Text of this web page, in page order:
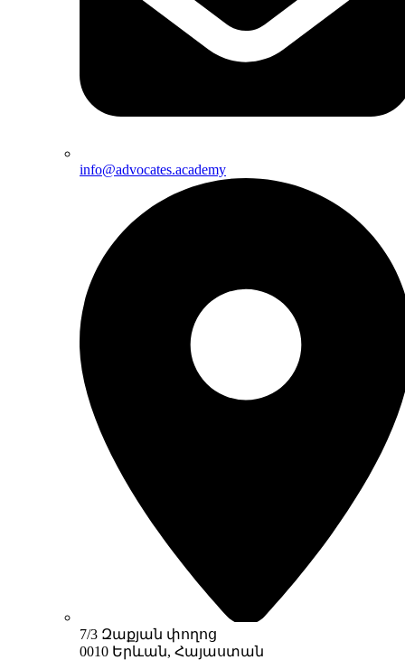
info@advocates.academy
7/3 Զաքյան փողոց
0010 Երևան, Հայաստան